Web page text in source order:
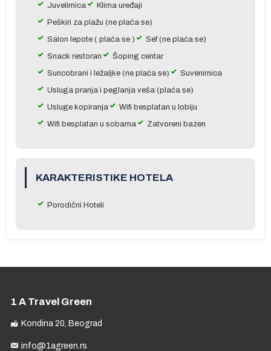
Juvelirnica
Klima uređaji
Peškiri za plažu (ne plaća se)
Salon lepote ( plaća se )
Sef (ne plaća se)
Snack restoran
Šoping centar
Suncobrani i ležaljke (ne plaća se)
Suvenirnica
Usluga pranja i peglanja veša (plaća se)
Usluge kopiranja
Wifi besplatan u lobiju
Wifi besplatan u sobama
Zatvoreni bazen
KARAKTERISTIKE HOTELA
Porodični Hoteli
1 A Travel Green
Kondina 20, Beograd
info@1agreen.rs